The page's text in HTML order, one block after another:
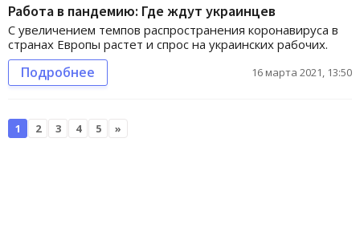
Работа в пандемию: Где ждут украинцев
С увеличением темпов распространения коронавируса в
странах Европы растет и спрос на украинских рабочих.
Подробнее 16 марта 2021, 13:50
1 2 3 4 5 »